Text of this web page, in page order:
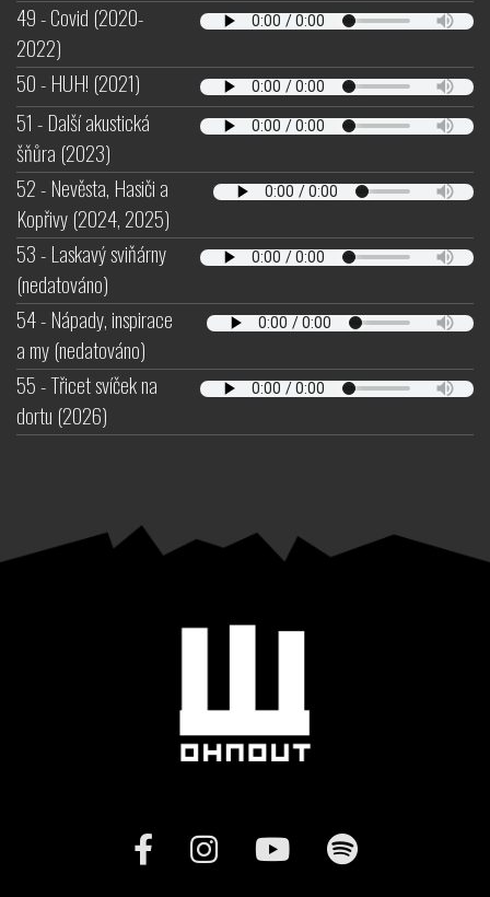
49 - Covid (2020-
2022)
50 - HUH! (2021)
51 - Další akustická
šňůra (2023)
52 - Nevěsta, Hasiči a
Kopřivy (2024, 2025)
53 - Laskavý sviňárny
(nedatováno)
54 - Nápady, inspirace
a my (nedatováno)
55 - Třicet svíček na
dortu (2026)